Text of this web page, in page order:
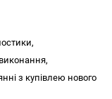
з купівлею нового